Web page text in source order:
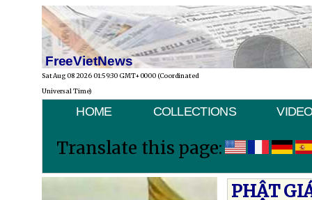
FreeVietNews
Sat Aug 08 2026 01:59:30 GMT+0000 (Coordinated
Universal Time)
HOME COLLECTIONS
Translate this page:
PHẬT